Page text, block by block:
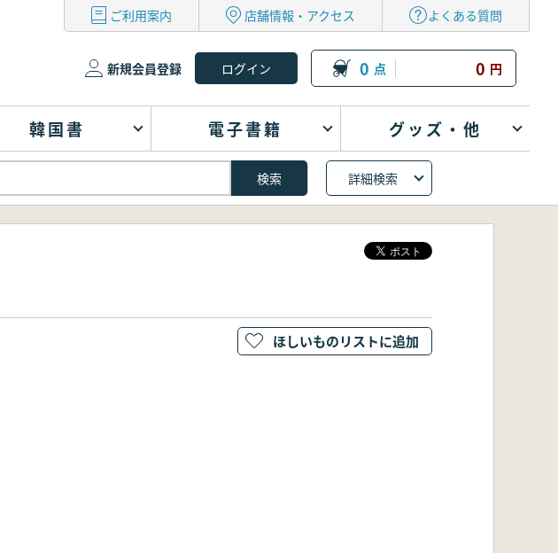
ご利用案内 店舗情報・アクセス よくある質問
新規会員登録 0 点 0 円
韓国書 電子書籍 グッズ・他
詳細検索
ほしいものリストに追加